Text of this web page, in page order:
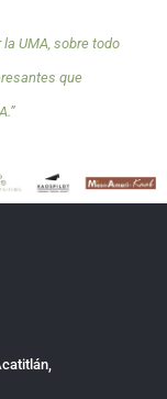
UMA, sobre todo
que